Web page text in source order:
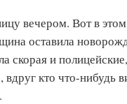
вечером. Вот в
оставила
скорая и
вдруг кто что-нибудь